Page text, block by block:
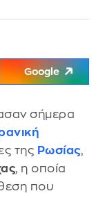
Google
σήμερα
της Ρωσίας,
, η οποία
που